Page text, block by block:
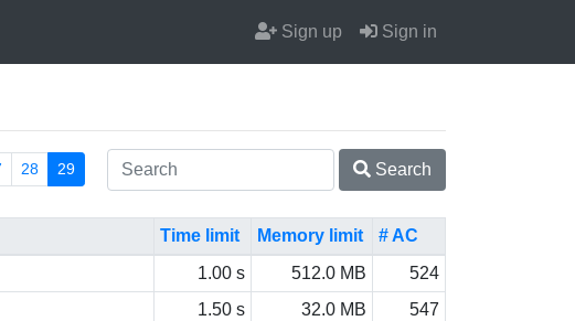
Sign up Sign in
28 29 Search
Time limit Memory limit
# AC
1.00 s 512.0 MB
524
1.50 s 32.0 MB
547